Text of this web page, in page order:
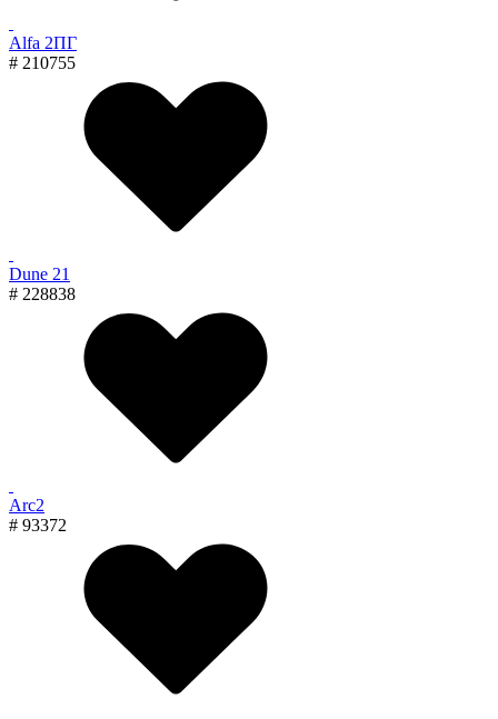
Alfa 2ПГ
# 210755
Dune 21
# 228838
Arc2
# 93372